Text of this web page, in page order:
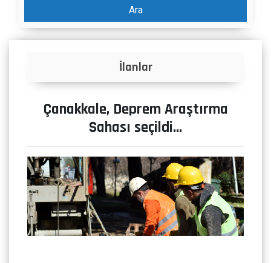
Ara
İlanlar
Çanakkale, Deprem Araştırma
Sahası seçildi…